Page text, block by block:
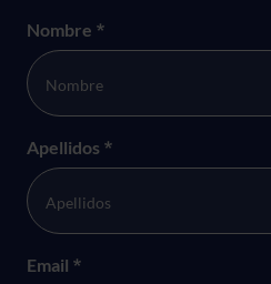
Nombre *
Apellidos *
Email *